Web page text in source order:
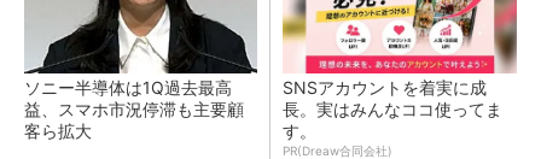
ソニー半導体は1Q過去最高
益、スマホ市況停滞も主要顧
客ら拡大
SNSアカウントを着実に成
長。実はみんなココ使ってま
す。
PR(Dreaw合同会社)